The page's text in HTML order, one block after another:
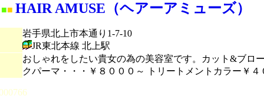
■■ HAIR AMUSE（ヘアーアミューズ）
岩手県北上市本通り1-7-10
JR東北本線 北上駅
おしゃれをしたい貴女の為の美容室です。カット&ブロ
クパーマ・・・￥８０００～ トリートメントカラー￥４